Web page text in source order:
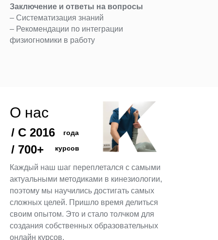
Заключение и ответы на вопросы
– Систематизация знаний
– Рекомендации по интеграции
физиогномики в работу
О нас
Каждый наш шаг переплетался с самыми
актуальными методиками в кинезиологии,
поэтому мы научились достигать самых
сложных целей. Пришло время делиться
своим опытом. Это и стало толчком для
создания собственных образовательных
онлайн курсов.
/ С 2016
/ 700+
года
курсов
ОПЛАТИТЬ